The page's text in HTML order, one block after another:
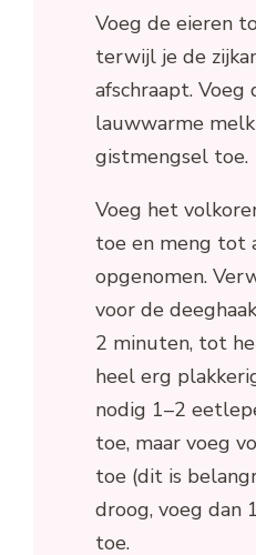
Voeg de eieren
terwijl je de
afschraapt. Voeg
lauwwarme
gistmengsel toe.
Voeg het
toe en meng tot
opgenomen.
voor de
2 minuten, tot
heel erg
nodig 1–2
toe, maar voeg
toe (dit is
droog, voeg dan
toe.